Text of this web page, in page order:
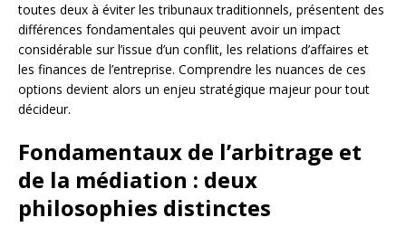
toutes deux à éviter les tribunaux traditionnels, présentent des
différences fondamentales qui peuvent avoir un impact
considérable sur l’issue d’un conflit, les relations d’affaires et
les finances de l’entreprise. Comprendre les nuances de ces
options devient alors un enjeu stratégique majeur pour tout
décideur.
Fondamentaux de l’arbitrage et
de la médiation : deux
philosophies distinctes